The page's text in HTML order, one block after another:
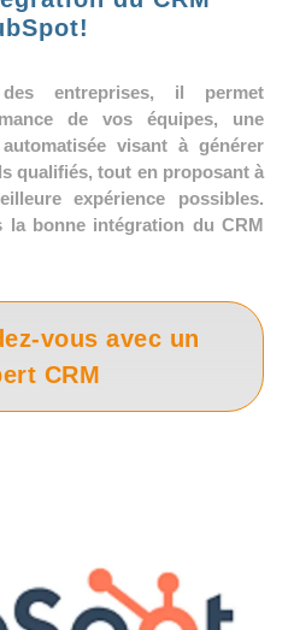
entreprises, il permet
de vos équipes, une
visant à générer
qualifiés, tout en proposant à
expérience possibles.
la bonne intégration du CRM
vous avec un
CRM